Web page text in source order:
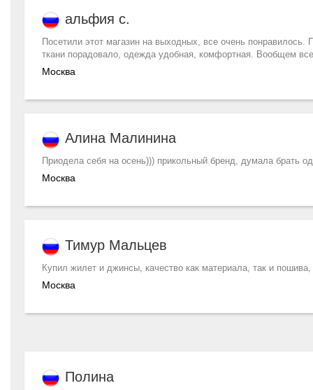
альфия с.
Посетили этот магазин на выходных, все очень
ткани порадовало, одежда удобная, комфортная. Вообщем
Москва
Алина Малинина
Приодела себя на осень))) прикольный бренд, думала брать
Москва
Тимур Мальцев
Купил жилет и джинсы, качество как материала, так и
Москва
Полина